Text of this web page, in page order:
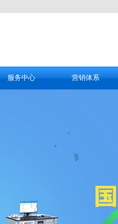
服务中心 营销体系